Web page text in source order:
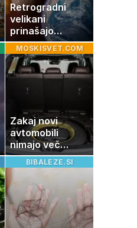
Retrogradni
velikani
prinašajo
pomembne
premike – kaj
pomeni, da so
Saturn, Neptun
in Pluton hkrati
MOSKISVET.COM
Zakaj novi
avtomobili
nimajo več
rezervne gume?
BIBALEZE.SI